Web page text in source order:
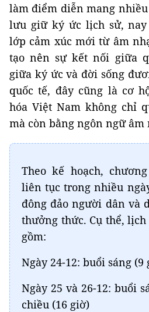
làm điểm diễn mang
lưu giữ ký ức lịch sử, nay
lớp cảm xúc mới từ âm
tạo nên sự kết nối giữa
giữa ký ức và đời sống
quốc tế, đây cũng là cơ
hóa Việt Nam không chỉ
mà còn bằng ngôn ngữ
Theo kế hoạch,
liên tục trong nhiều
đông đảo người dân và
thưởng thức. Cụ thể,
gồm:
Ngày 24-12: buổi sáng (9
Ngày 25 và 26-12: buổi
chiều (16 giờ)